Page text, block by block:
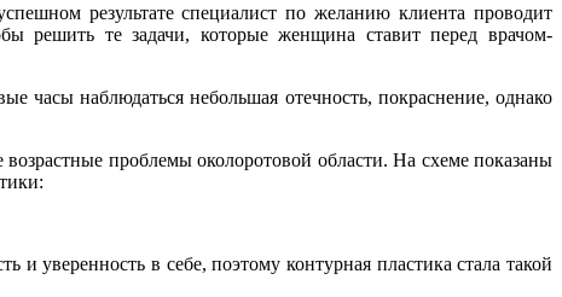
результате специалист по желанию клиента проводит
решить те задачи, которые женщина ставит перед врачом-
часы наблюдаться небольшая отечность, покраснение, однако
проблемы околоротовой области. На схеме показаны
уверенность в себе, поэтому контурная пластика стала такой